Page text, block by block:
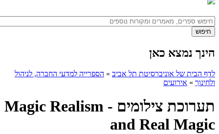
הינך נמצא כאן
לדף הבית של אוניברסיטת תל אביב » הספרייה למדעי החברה, לניהול
ולחינוך » אירועים
תערוכת צילומים - Magic Realism
and Real Magic